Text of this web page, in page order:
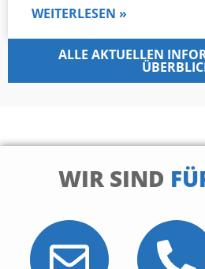
WEITERLESEN »
ALLE AKTUELLEN
WIR SIND